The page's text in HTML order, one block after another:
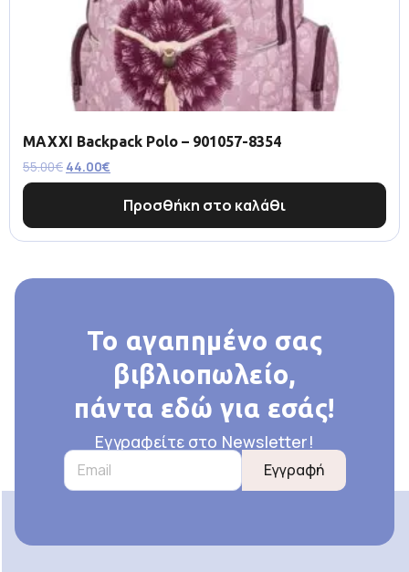
MAXXI Backpack Polo – 901057-8354
55.00€ 44.00€
Προσθήκη στο καλάθι
Το αγαπημένο σας
βιβλιοπωλείο,
πάντα εδώ για εσάς!
Εγγραφείτε στο Newsletter!
Εγγραφή